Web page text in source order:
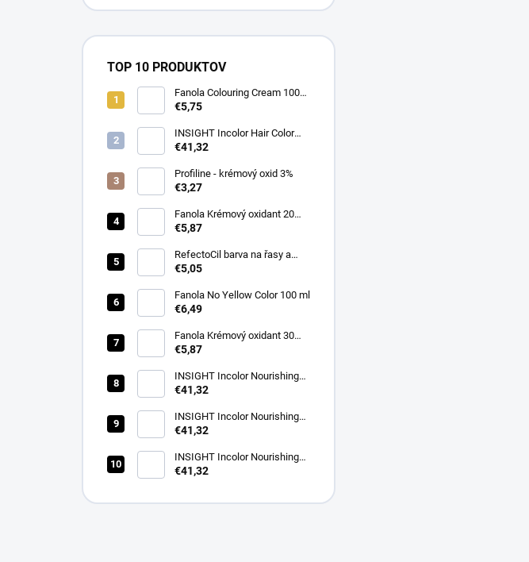
TOP 10 PRODUKTOV
Fanola Colouring Cream 100
ml
€5,75
INSIGHT Incolor Hair Color
100ml
€41,32
Profiline - krémový oxid 3%
€3,27
Fanola Krémový oxidant 20
VOL(6%)1000ml
€5,87
RefectoCil barva na řasy a
obočí 3.1 světle hnědá 15 ml
€5,05
Fanola No Yellow Color 100 ml
€6,49
Fanola Krémový oxidant 30
VOL (9%) 1000ml
€5,87
INSIGHT Incolor Nourishing
Color Activator 40 vol. (12%)
€41,32
INSIGHT Incolor Nourishing
Color Activator 30 vol. (9%)
€41,32
INSIGHT Incolor Nourishing
Color Activator 20 vol. (6%)
€41,32